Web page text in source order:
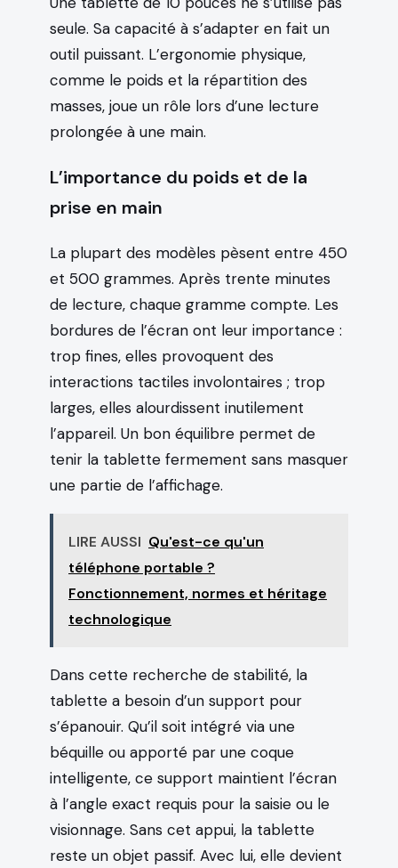
seule. Sa capacité à s’adapter en fait un
outil puissant. L’ergonomie physique,
comme le poids et la répartition des
masses, joue un rôle lors d’une lecture
prolongée à une main.
L’importance du poids et de la
prise en main
La plupart des modèles pèsent entre 450
et 500 grammes. Après trente minutes
de lecture, chaque gramme compte. Les
bordures de l’écran ont leur importance :
trop fines, elles provoquent des
interactions tactiles involontaires ; trop
larges, elles alourdissent inutilement
l’appareil. Un bon équilibre permet de
tenir la tablette fermement sans masquer
une partie de l’affichage.
LIRE AUSSI Qu'est-ce qu'un
téléphone portable ?
Fonctionnement, normes et héritage
technologique
Dans cette recherche de stabilité, la
tablette a besoin d’un support pour
s’épanouir. Qu’il soit intégré via une
béquille ou apporté par une coque
intelligente, ce support maintient l’écran
à l’angle exact requis pour la saisie ou le
visionnage. Sans cet appui, la tablette
reste un objet passif. Avec lui, elle devient